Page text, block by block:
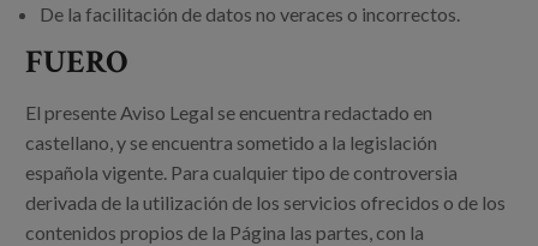
De la facilitación de datos no veraces o incorrectos.
FUERO
El presente Aviso Legal se encuentra redactado en
castellano, y se encuentra sometido a la legislación
española vigente. Para cualquier tipo de controversia
derivada de la utilización de los servicios ofrecidos o de los
contenidos propios de la Página las partes, con la